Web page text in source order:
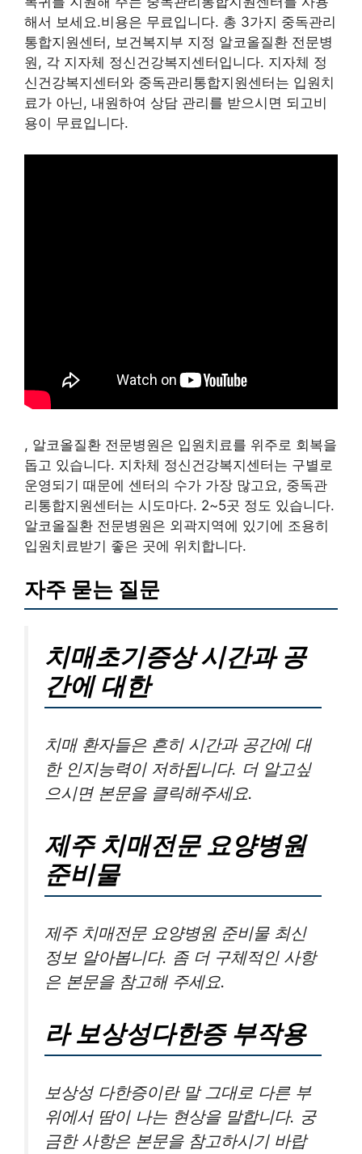
해서 보세요.비용은 무료입니다. 총 3가지 중독관리
통합지원센터, 보건복지부 지정 알코올질환 전문병
원, 각 지자체 정신건강복지센터입니다. 지자체 정
신건강복지센터와 중독관리통합지원센터는 입원치
료가 아닌, 내원하여 상담 관리를 받으시면 되고비
용이 무료입니다.
, 알코올질환 전문병원은 입원치료를 위주로 회복을
돕고 있습니다. 지차체 정신건강복지센터는 구별로
운영되기 때문에 센터의 수가 가장 많고요, 중독관
리통합지원센터는 시도마다. 2~5곳 정도 있습니다.
알코올질환 전문병원은 외곽지역에 있기에 조용히
입원치료받기 좋은 곳에 위치합니다.
자주 묻는 질문
치매초기증상 시간과 공
간에 대한
치매 환자들은 흔히 시간과 공간에 대
한 인지능력이 저하됩니다. 더 알고싶
으시면 본문을 클릭해주세요.
제주 치매전문 요양병원
준비물
제주 치매전문 요양병원 준비물 최신
정보 알아봅니다. 좀 더 구체적인 사항
은 본문을 참고해 주세요.
라 보상성다한증 부작용
보상성 다한증이란 말 그대로 다른 부
위에서 땀이 나는 현상을 말합니다. 궁
금한 사항은 본문을 참고하시기 바랍